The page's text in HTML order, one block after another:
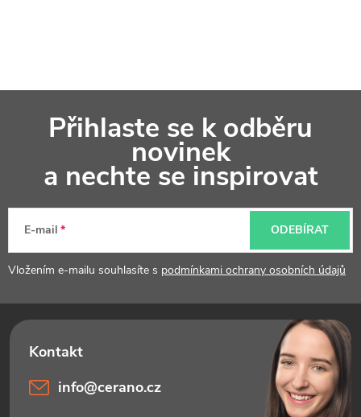
a
Přihlaste se k odběru
novinek
a nechte se inspirovat
E-mail
Vložením e-mailu souhlasíte s podmínkami ochrany osobních údajů
ODEBÍRAT
info@cerano.cz